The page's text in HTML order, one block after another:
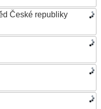
České republiky